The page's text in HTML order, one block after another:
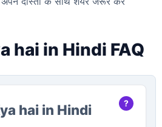
hai in Hindi FAQ
hai in Hindi